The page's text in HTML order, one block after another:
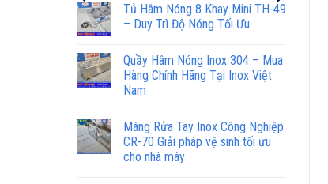
Tủ Hâm Nóng 8 Khay Mini TH-49
– Duy Trì Độ Nóng Tối Ưu
Quầy Hâm Nóng Inox 304 – Mua
Hàng Chính Hãng Tại Inox Việt
Nam
Máng Rửa Tay Inox Công Nghiệp
CR-70 Giải pháp vệ sinh tối ưu
cho nhà máy